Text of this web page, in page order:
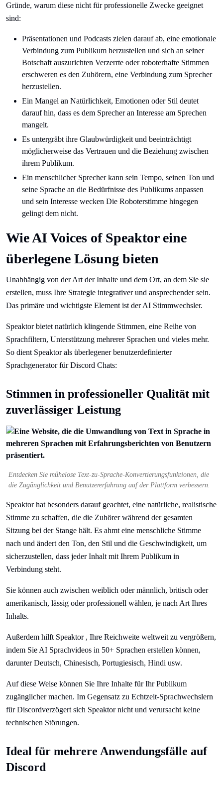
Gründe, warum diese nicht für professionelle Zwecke geeignet
sind:
Präsentationen und Podcasts zielen darauf ab, eine emotionale
Verbindung zum Publikum herzustellen und sich an seiner
Botschaft auszurichten Verzerrte oder roboterhafte Stimmen
erschweren es den Zuhörern, eine Verbindung zum Sprecher
herzustellen.
Ein Mangel an Natürlichkeit, Emotionen oder Stil deutet
darauf hin, dass es dem Sprecher an Interesse am Sprechen
mangelt.
Es untergräbt ihre Glaubwürdigkeit und beeinträchtigt
möglicherweise das Vertrauen und die Beziehung zwischen
ihrem Publikum.
Ein menschlicher Sprecher kann sein Tempo, seinen Ton und
seine Sprache an die Bedürfnisse des Publikums anpassen
und sein Interesse wecken Die Roboterstimme hingegen
gelingt dem nicht.
Wie AI Voices of Speaktor eine
überlegene Lösung bieten
Unabhängig von der Art der Inhalte und dem Ort, an dem Sie sie
erstellen, muss Ihre Strategie integrativer und ansprechender sein.
Das primäre und wichtigste Element ist der AI Stimmwechsler.
Speaktor bietet natürlich klingende Stimmen, eine Reihe von
Sprachfiltern, Unterstützung mehrerer Sprachen und vieles mehr.
So dient Speaktor als überlegener benutzerdefinierter
Sprachgenerator für Discord Chats:
Stimmen in professioneller Qualität mit
zuverlässiger Leistung
Entdecken Sie mühelose Text-zu-Sprache-Konvertierungsfunktionen, die
die Zugänglichkeit und Benutzererfahrung auf der Plattform verbessern.
Speaktor hat besonders darauf geachtet, eine natürliche, realistische
Stimme zu schaffen, die die Zuhörer während der gesamten
Sitzung bei der Stange hält. Es ahmt eine menschliche Stimme
nach und ändert den Ton, den Stil und die Geschwindigkeit, um
sicherzustellen, dass jeder Inhalt mit Ihrem Publikum in
Verbindung steht.
Sie können auch zwischen weiblich oder männlich, britisch oder
amerikanisch, lässig oder professionell wählen, je nach Art Ihres
Inhalts.
Außerdem hilft Speaktor , Ihre Reichweite weltweit zu vergrößern,
indem Sie AI Sprachvideos in 50+ Sprachen erstellen können,
darunter Deutsch, Chinesisch, Portugiesisch, Hindi usw.
Auf diese Weise können Sie Ihre Inhalte für Ihr Publikum
zugänglicher machen. Im Gegensatz zu Echtzeit-Sprachwechslern
für Discordverzögert sich Speaktor nicht und verursacht keine
technischen Störungen.
Ideal für mehrere Anwendungsfälle auf
Discord